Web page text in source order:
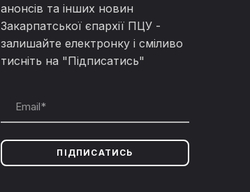
анонсів та інших новин
Закарпатської єпархії ПЦУ -
залишайте електронку і сміливо
тисніть на "Підписатись"
ПІДПИСАТИСЬ